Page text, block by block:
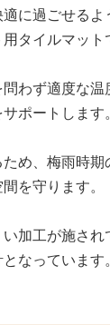
に過ごせる
タイルマット
わず適度な
ポートします。
め、梅雨時
を守ります。
加工が施さ
なっています。